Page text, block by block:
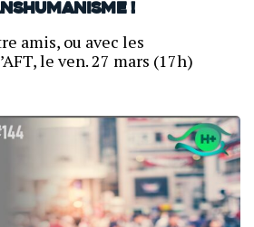
!
amis, ou avec les
le ven. 27 mars (17h)